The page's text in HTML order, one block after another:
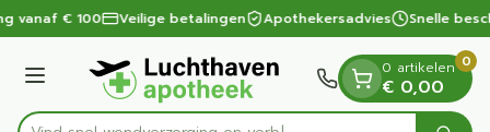
Ga naar de inhoud
1 van 1
vanaf € 100 Veilige betalingen Apothekersadvies Snelle
Menu
0 artikelen
€ 0,00
0